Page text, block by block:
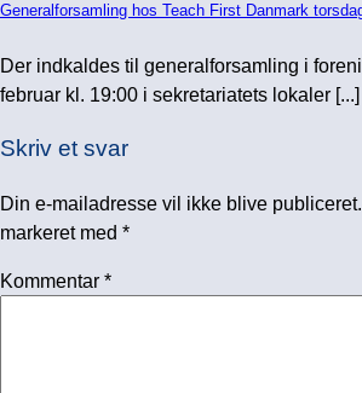
Generalforsamling hos Teach First Danmark
Der indkaldes til generalforsamling i
februar kl. 19:00 i sekretariatets lokaler [...]
Skriv et svar
Din e-mailadresse vil ikke blive publiceret.
markeret med *
Kommentar *